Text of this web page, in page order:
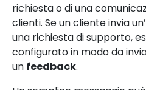
richiesta o di una
clienti. Se un cliente invia
una richiesta di supporto,
configurato in modo da
un feedback.